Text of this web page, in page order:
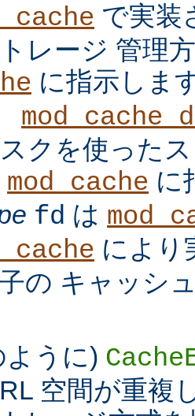
で実装
レージ 管理
に指示しま
クを使った
mod_cache に
fd は
により
の キャッシ
ように)
空間が重複